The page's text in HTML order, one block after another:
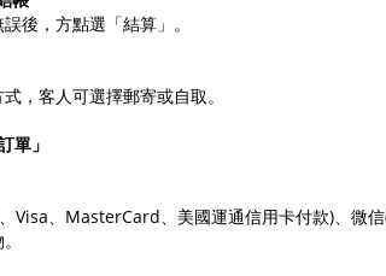
後，方點選「結算」。
，客人可選擇郵寄或自取。
單」
Visa、MasterCard、美國運通信用卡付款)、微